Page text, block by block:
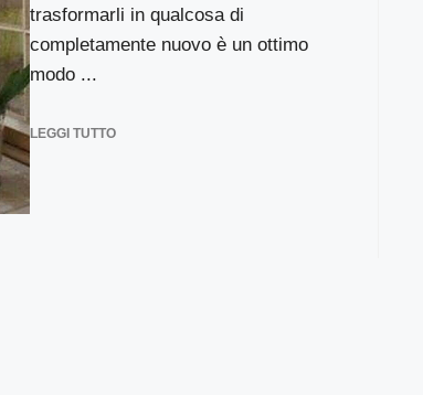
trasformarli in qualcosa di
completamente nuovo è un ottimo
modo ...
LEGGI TUTTO